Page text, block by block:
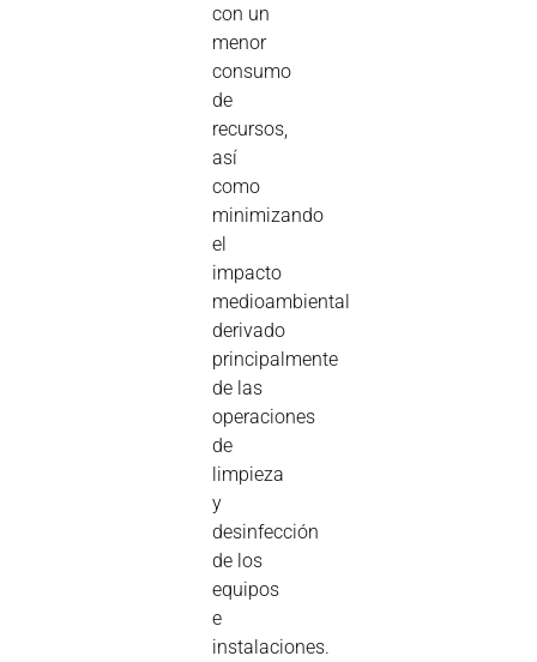
con un
menor
consumo
de
recursos,
así
como
minimizando
el
impacto
medioambiental
derivado
principalmente
de las
operaciones
de
limpieza
y
desinfección
de los
equipos
e
instalaciones.